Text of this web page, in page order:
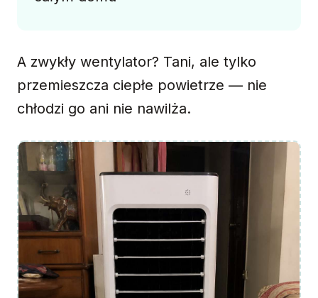
A zwykły wentylator? Tani, ale tylko
przemieszcza ciepłe powietrze — nie
chłodzi go ani nie nawilża.